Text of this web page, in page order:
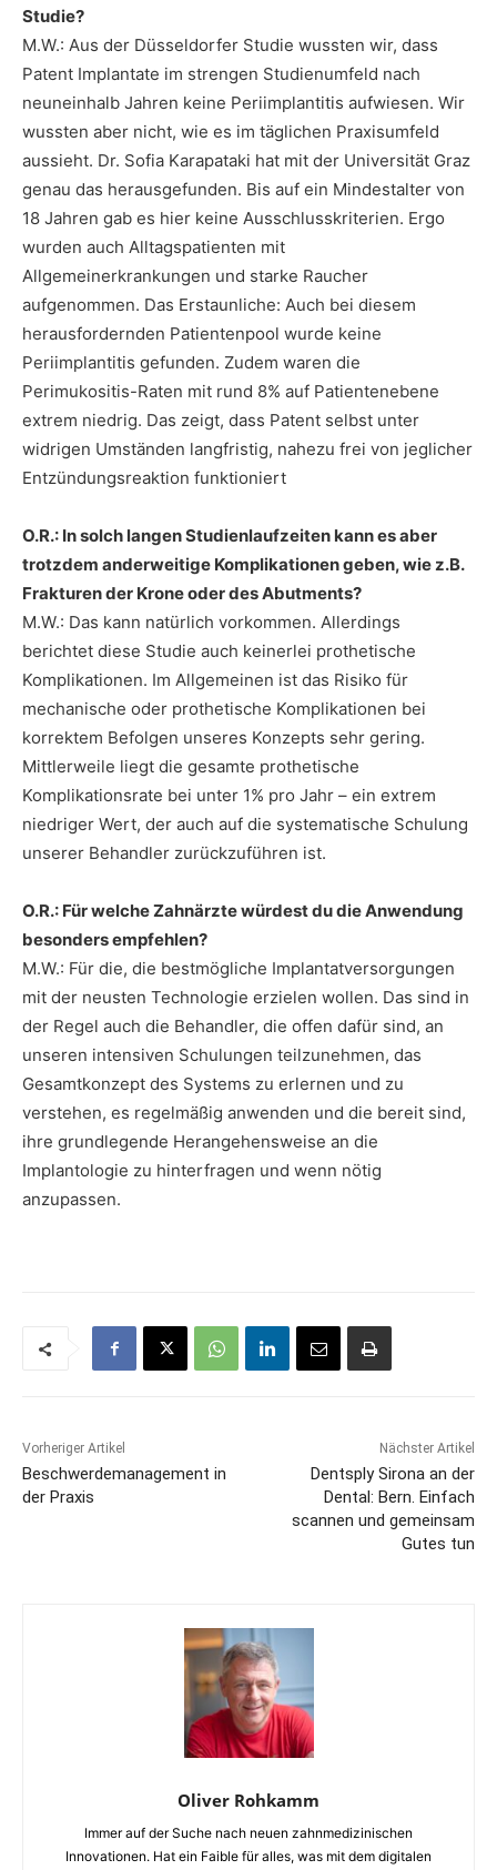
Studie?
M.W.: Aus der Düsseldorfer Studie wussten wir, dass
Patent Implantate im strengen Studienumfeld nach
neuneinhalb Jahren keine Periimplantitis aufwiesen. Wir
wussten aber nicht, wie es im täglichen Praxisumfeld
aussieht. Dr. Sofia Karapataki hat mit der Universität Graz
genau das herausgefunden. Bis auf ein Mindestalter von
18 Jahren gab es hier keine Ausschlusskriterien. Ergo
wurden auch Alltagspatienten mit
Allgemeinerkrankungen und starke Raucher
aufgenommen. Das Erstaunliche: Auch bei diesem
herausfordernden Patientenpool wurde keine
Periimplantitis gefunden. Zudem waren die
Perimukositis-Raten mit rund 8% auf Patientenebene
extrem niedrig. Das zeigt, dass Patent selbst unter
widrigen Umständen langfristig, nahezu frei von jeglicher
Entzündungsreaktion funktioniert
O.R.: In solch langen Studienlaufzeiten kann es aber
trotzdem anderweitige Komplikationen geben, wie z.B.
Frakturen der Krone oder des Abutments?
M.W.: Das kann natürlich vorkommen. Allerdings
berichtet diese Studie auch keinerlei prothetische
Komplikationen. Im Allgemeinen ist das Risiko für
mechanische oder prothetische Komplikationen bei
korrektem Befolgen unseres Konzepts sehr gering.
Mittlerweile liegt die gesamte prothetische
Komplikationsrate bei unter 1% pro Jahr – ein extrem
niedriger Wert, der auch auf die systematische Schulung
unserer Behandler zurückzuführen ist.
O.R.: Für welche Zahnärzte würdest du die Anwendung
besonders empfehlen?
M.W.: Für die, die bestmögliche Implantatversorgungen
mit der neusten Technologie erzielen wollen. Das sind in
der Regel auch die Behandler, die offen dafür sind, an
unseren intensiven Schulungen teilzunehmen, das
Gesamtkonzept des Systems zu erlernen und zu
verstehen, es regelmäßig anwenden und die bereit sind,
ihre grundlegende Herangehensweise an die
Implantologie zu hinterfragen und wenn nötig
anzupassen.
Vorheriger Artikel
Beschwerdemanagement in
der Praxis
Nächster Artikel
Dentsply Sirona an der
Dental: Bern. Einfach
scannen und gemeinsam
Gutes tun
Oliver Rohkamm
Immer auf der Suche nach neuen zahnmedizinischen
Innovationen. Hat ein Faible für alles, was mit dem digitalen